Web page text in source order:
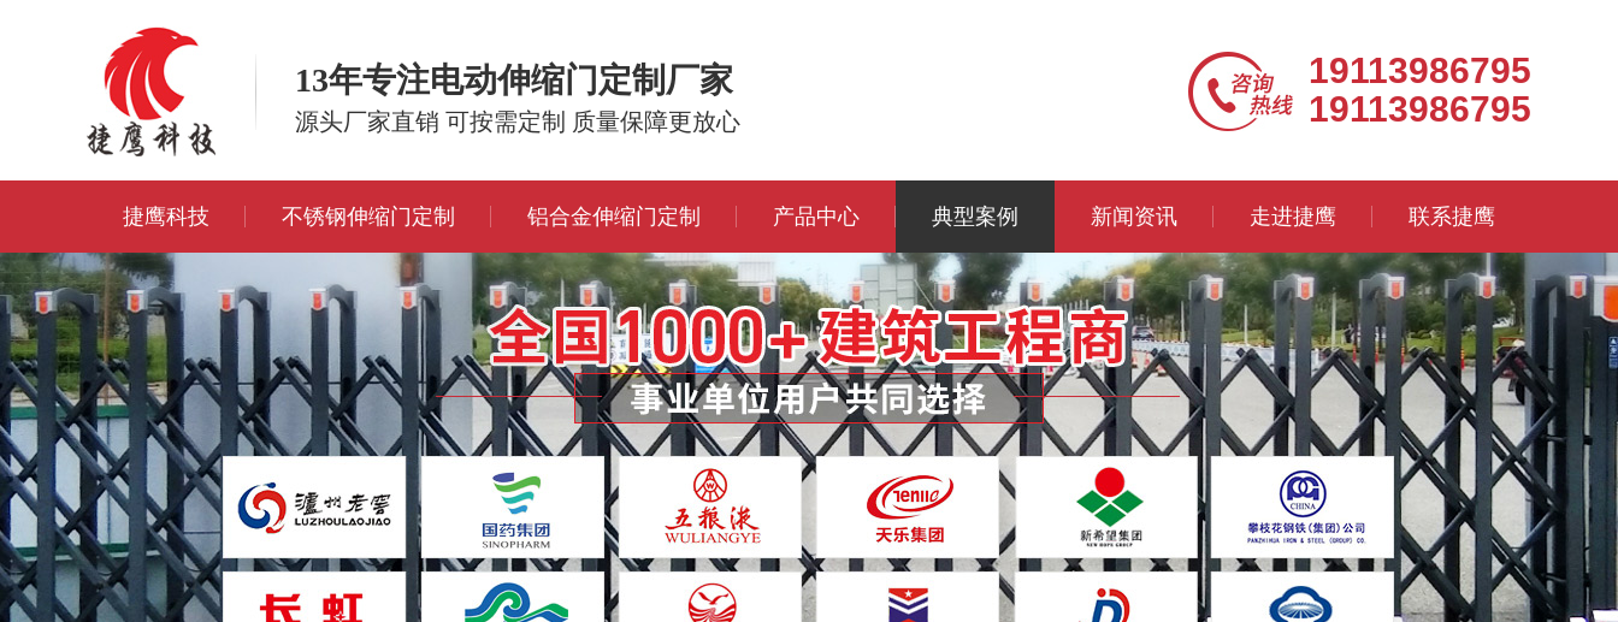
13年专注电动伸缩门定制厂家
源头厂家直销 可按需定制 质量保障更放心
19113986795
19113986795
捷鹰科技 不锈钢伸缩门定制 铝合金伸缩门定制 产品中心 典型案例 新闻资讯 走进捷鹰 联系捷鹰